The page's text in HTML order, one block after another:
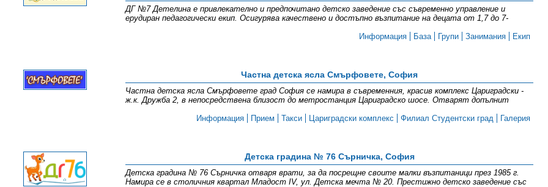
ДГ №7 Детелина е привлекателно и предпочитано детско заведение със съвременно управление и
ерудиран педагогически екип. Осигурява качествено и достъпно възпитание на децата от 1,7 до 7-
Информация
База Групи Занимания Екип
Частна детска ясла Смърфовете, София
Частна детска ясла Смърфовете град София се намира в съвременния, красив комплекс Цариградски -
ж.к. Дружба 2, в непосредствена близост до метростанция Цариградско шосе. Отварят допълнит
Информация
Прием Такси Цариградски комплекс Филиал Студентски град Галерия
Детска градина № 76 Сърничка, София
Детска градина № 76 Сърничка отваря врати, за да посрещне своите малки възпитаници през 1985 г.
Намира се в столичния квартал Младост IV, ул. Детска мечта № 20. Престижно детско заведение със